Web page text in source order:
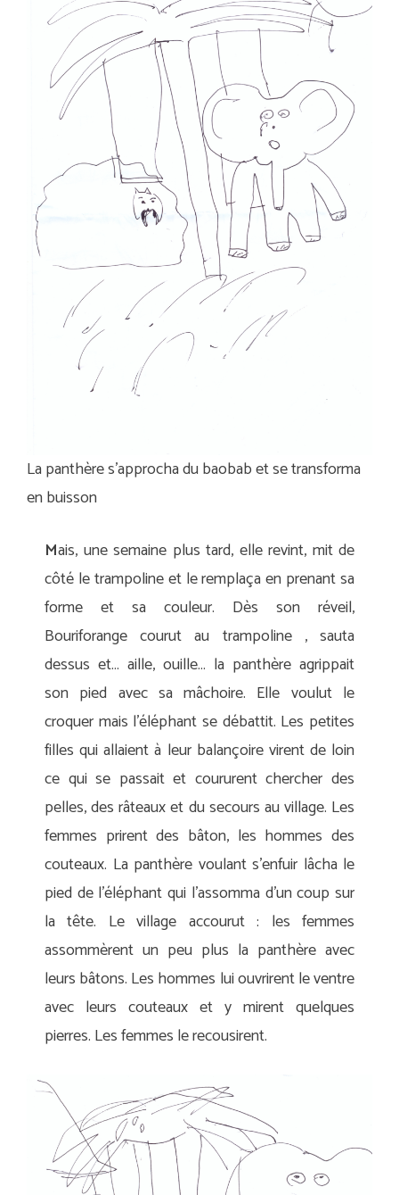
La panthère s’approcha du baobab et se transforma
en buisson
Mais, une semaine plus tard, elle revint, mit de
côté le trampoline et le remplaça en prenant sa
forme et sa couleur. Dès son réveil,
Bouriforange courut au trampoline , sauta
dessus et… aille, ouille… la panthère agrippait
son pied avec sa mâchoire. Elle voulut le
croquer mais l’éléphant se débattit. Les petites
filles qui allaient à leur balançoire virent de loin
ce qui se passait et coururent chercher des
pelles, des râteaux et du secours au village. Les
femmes prirent des bâton, les hommes des
couteaux. La panthère voulant s’enfuir lâcha le
pied de l’éléphant qui l’assomma d’un coup sur
la tête. Le village accourut : les femmes
assommèrent un peu plus la panthère avec
leurs bâtons. Les hommes lui ouvrirent le ventre
avec leurs couteaux et y mirent quelques
pierres. Les femmes le recousirent.